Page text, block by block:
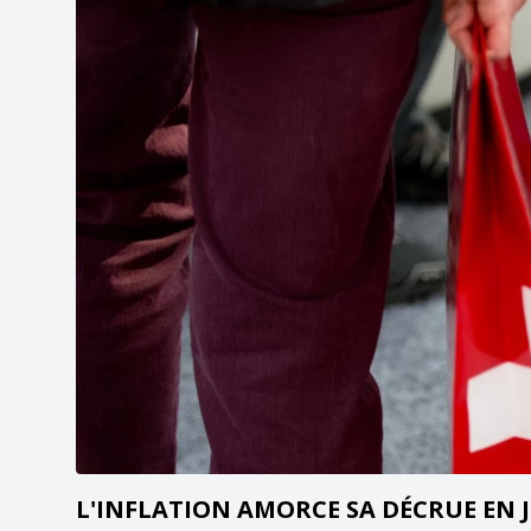
L'INFLATION AMORCE SA DÉCRUE EN